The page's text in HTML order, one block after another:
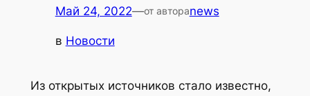
Май 24, 2022—от автораnews
в Новости
Из открытых источников стало известно,